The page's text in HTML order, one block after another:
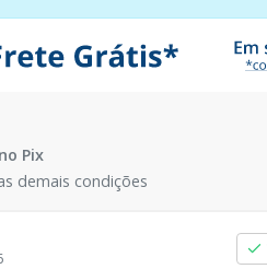
no Pix
demais condições